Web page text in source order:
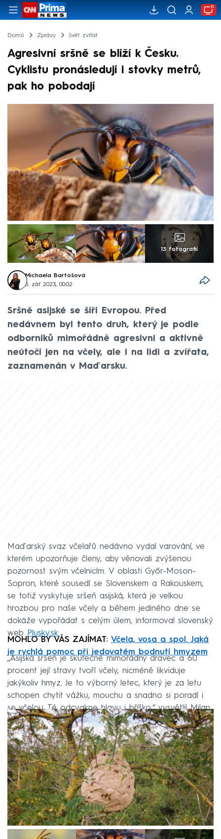
Domů Zprávy Svět zvířat
Agresivní sršně se blíží k Česku.
Cyklistu pronásledují i stovky metrů,
pak ho pobodají
13 fotografií
Michaela Bartošová
5. zář 2023, 00:02
Sršně asijské se šíří Evropou. Před
nedávnem byl tento druh, který je podle
odborníků mimořádně agresivní a aktivně
neútočí jen na včely, ale i na lidi a zvířata,
zaznamenán v Maďarsku.
Maďarský svaz včelařů nedávno vydal varování, ve
kterém upozorňuje členy, aby věnovali zvýšenou
pozornost svým včelnicím. V oblasti Győr-Moson-
Sopron, které sousedí se Slovenskem a Rakouskem,
se totiž vyskytuje sršeň asijská, která je velkou
hrozbou pro naše včely a během jediného dne se
dokáže vypořádat s celým úlem, informoval slovenský
web Plusky.sk.
MOHLO BY VÁS ZAJÍMAT: Včela, vosa a spol. Jaká
je rychlá pomoc při jedovatém bodnutí hmyzem
„Asijská sršeň je skutečně mimořádný dravec a 60
procent její stravy tvoří včely, nicméně likviduje
jakýkoliv hmyz. Je to výborný letec, který je za letu
schopen chytit vážku, mouchu a snadno si poradí i
se včelou. Té odcvakne hlavu i bříško,“ vysvětlil Milan
Rusnák ze Slovenského svazu včelařů.